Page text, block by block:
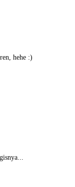
hehe :)